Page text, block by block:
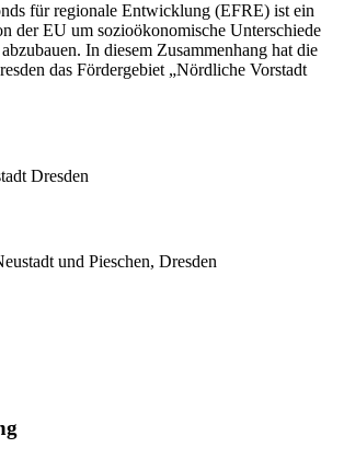
für regionale Entwicklung (EFRE) ist ein
der EU um sozioökonomische Unterschiede
In diesem Zusammenhang hat die
das Fördergebiet „Nördliche Vorstadt
Dresden
und Pieschen, Dresden